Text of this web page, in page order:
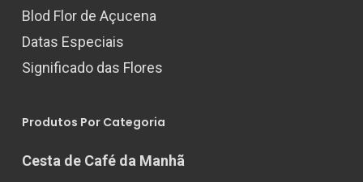
Blod Flor de Açucena
Datas Especiais
Significado das Flores
Produtos Por Categoria
Cesta de Café da Manhã